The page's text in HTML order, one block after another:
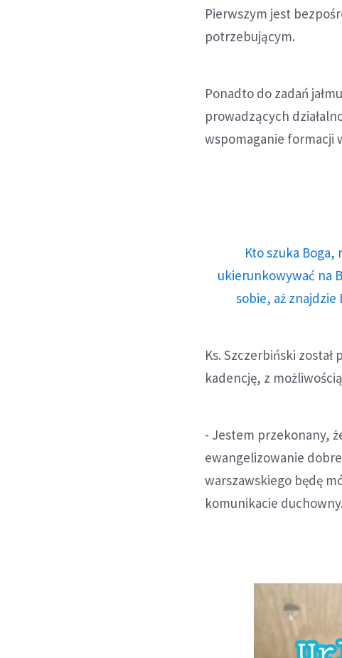
Pierwszym jest
potrzebującym.
Ponadto do zadań
prowadzących
wspomaganie formacji
Kto szuka Boga,
ukierunkowywać na
sobie, aż
Ks. Szczerbiński
kadencję, z
- Jestem przekonany,
ewangelizowanie
warszawskiego będę
komunikacie duchowny.